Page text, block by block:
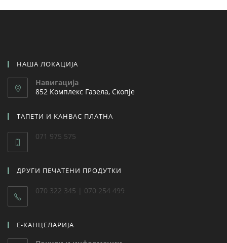
НАША ЛОКАЦИЈА
Навигација
852 Комплекс Газела, Скопје
ТАПЕТИ И КАНВАС ПЛАТНА
071 975 575
ДРУГИ ПЕЧАТЕНИ ПРОДУТКИ
070 322 345 | 070 254 499
Е-КАНЦЕЛАРИЈА